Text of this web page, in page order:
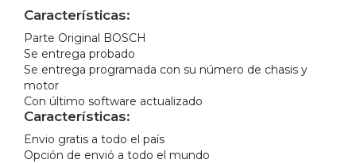
Características:
Parte Original BOSCH
Se entrega probado
Se entrega programada con su número de chasis y
motor
Con último software actualizado
Características:
Envio gratis a todo el país
Opción de envió a todo el mundo